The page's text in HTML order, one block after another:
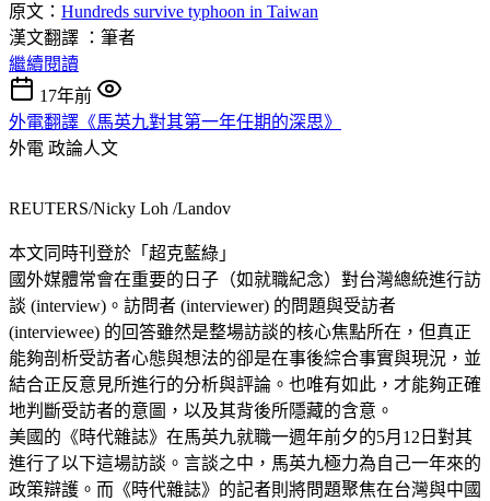
原文： Hundreds survive typhoon in Taiwan
漢文翻譯 ：筆者
繼續閱讀
17年前
外電翻譯《馬英九對其第一年任期的深思》
外電 政論人文
REUTERS/Nicky Loh /Landov
本文同時刊登於「超克藍綠」
國外媒體常會在重要的日子（如就職紀念）對台灣總統進行訪
談 (interview)。訪問者 (interviewer) 的問題與受訪者
(interviewee) 的回答雖然是整場訪談的核心焦點所在，但真正
能夠剖析受訪者心態與想法的卻是在事後綜合事實與現況，並
結合正反意見所進行的分析與評論。也唯有如此，才能夠正確
地判斷受訪者的意圖，以及其背後所隱藏的含意。
美國的《時代雜誌》在馬英九就職一週年前夕的5月12日對其
進行了以下這場訪談。言談之中，馬英九極力為自己一年來的
政策辯護。而《時代雜誌》的記者則將問題聚焦在台灣與中國